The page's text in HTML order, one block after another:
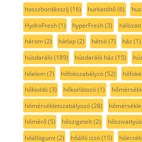
hosszbordásszíj (16) hurkatöltő(6)
HydroFresh(1) hyperFresh(3)
három(2) hátlap(2) hátsó(7) ház (1)
húsdaráló(189) húsdaráló ház (15)
hőelem(7) hőfokszabályzó(52)
hőkioldó(3) hőkorlátozó(1)
hőmérsékletszabályozó(28)
hőmérő(5) hőszigetelt(2)
hőállógumi (2) hőálló izzó(15)